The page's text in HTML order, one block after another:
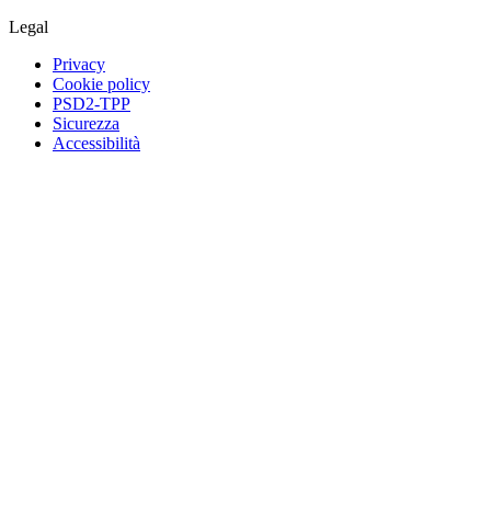
Legal
Privacy
Cookie policy
PSD2-TPP
Sicurezza
Accessibilità